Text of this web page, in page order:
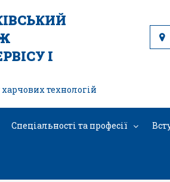
І
технологій
Спеціальності та професії